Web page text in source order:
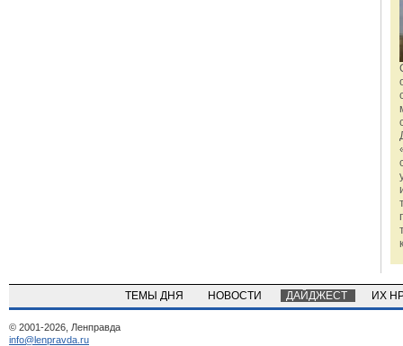
ТЕМЫ ДНЯ НОВОСТИ ДАЙДЖЕСТ ИХ
© 2001-2026, Ленправда
info@lenpravda.ru